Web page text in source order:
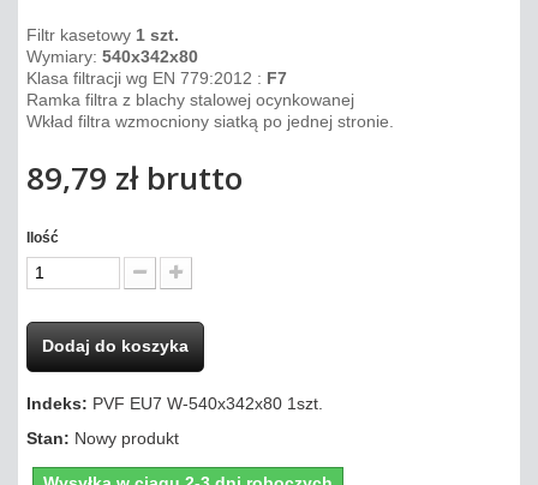
Filtr kasetowy 1 szt.
Wymiary: 540x342x80
Klasa filtracji wg EN 779:2012 : F7
Ramka filtra z blachy stalowej ocynkowanej
Wkład filtra wzmocniony siatką po jednej stronie.
89,79 złbrutto
Ilość
Dodaj do koszyka
Indeks: PVF EU7 W-540x342x80 1szt.
Stan: Nowy produkt